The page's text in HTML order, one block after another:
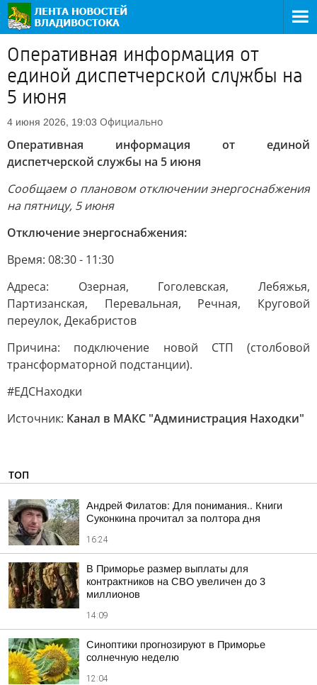
Оперативная информация от
единой диспетчерской службы на
5 июня
4 июня 2026, 19:03 Официально
Оперативная информация от единой
диспетчерской службы на 5 июня
Сообщаем о плановом отключении энергоснабжения
на пятницу, 5 июня
Отключение энергоснабжения:
Время: 08:30 - 11:30
Адреса: Озерная, Гоголевская, Лебяжья,
Партизанская, Перевальная, Речная, Круговой
переулок, Декабристов
Причина: подключение новой СТП (столбовой
трансформаторной подстанции).
#ЕДСНаходки
Источник: Канал в МАКС "Администрация Находки"
ТОП
Андрей Филатов: Для понимания.. Книги
Суконкина прочитал за полтора дня
16:24
В Приморье размер выплаты для
контрактников на СВО увеличен до 3
миллионов
14:09
Синоптики прогнозируют в Приморье
солнечную неделю
12:04